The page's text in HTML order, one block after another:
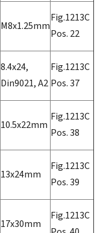
M8x1.25mm
Fig.1213C
Pos. 22
8.4x24,
Din9021, A2
Fig.1213C
Pos. 37
10.5x22mm
Fig.1213C
Pos. 38
13x24mm
Fig.1213C
Pos. 39
17x30mm
Fig.1213C